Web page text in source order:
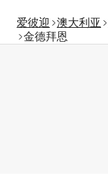
爱彼迎 澳大利亚
金德拜恩